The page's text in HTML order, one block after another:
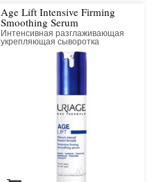
Age Lift Intensive Firming
Smoothing Serum
Интенсивная разглаживающая
укрепляющая сыворотка